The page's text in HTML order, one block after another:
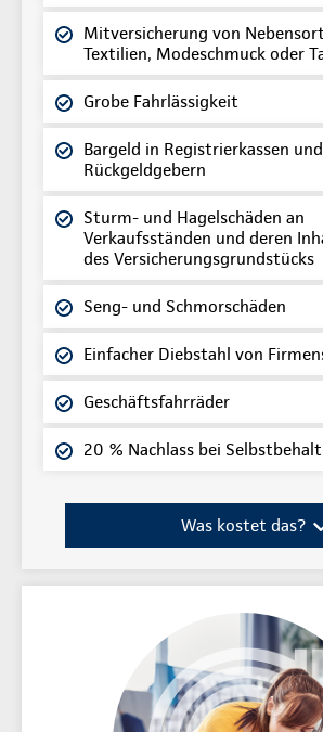
Mitversicherung von
Textilien, Modeschmuck oder
Grobe Fahrlässigkeit
Bargeld in Registrierkassen und
Rückgeldgebern
Sturm- und Hagelschäden an
Verkaufsständen und deren
des Versicherungsgrundstücks
Seng- und Schmorschäden
Einfacher Diebstahl von
Geschäftsfahrräder
20 % Nachlass bei Selbstbehalt
Was kostet das?